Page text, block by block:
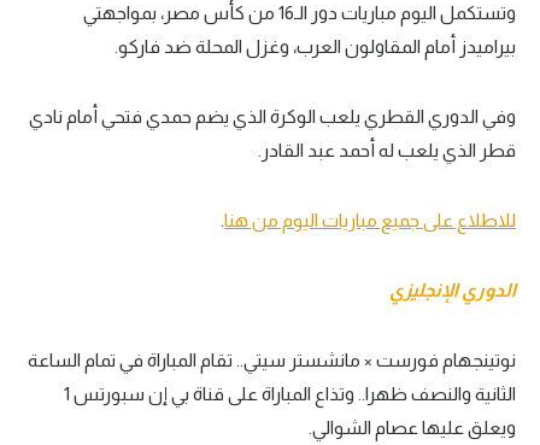
فيديو في الجول
وتستكمل اليوم مباريات دور الـ16 من كأس مصر، بمواجهتي
بيراميدز أمام المقاولون العرب، وغزل المحلة ضد فاركو.
وفي الدوري القطري يلعب الوكرة الذي يضم حمدي فتحي أمام نادي
قطر الذي يلعب له أحمد عبد القادر.
للاطلاع على جميع مباريات اليوم من هنا
الدوري الإنجليزي
نوتينجهام فورست × مانشستر سيتي.. تقام المباراة في تمام الساعة
الثانية والنصف ظهرا.. وتذاع المباراة على قناة بي إن سبورتس 1
ويعلق عليها عصام الشوالي.